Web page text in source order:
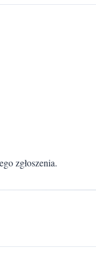
zgłoszenia.